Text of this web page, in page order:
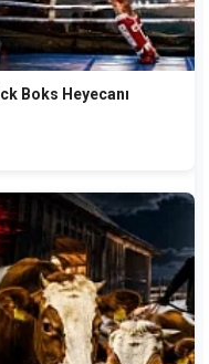
Boks Heyecanı